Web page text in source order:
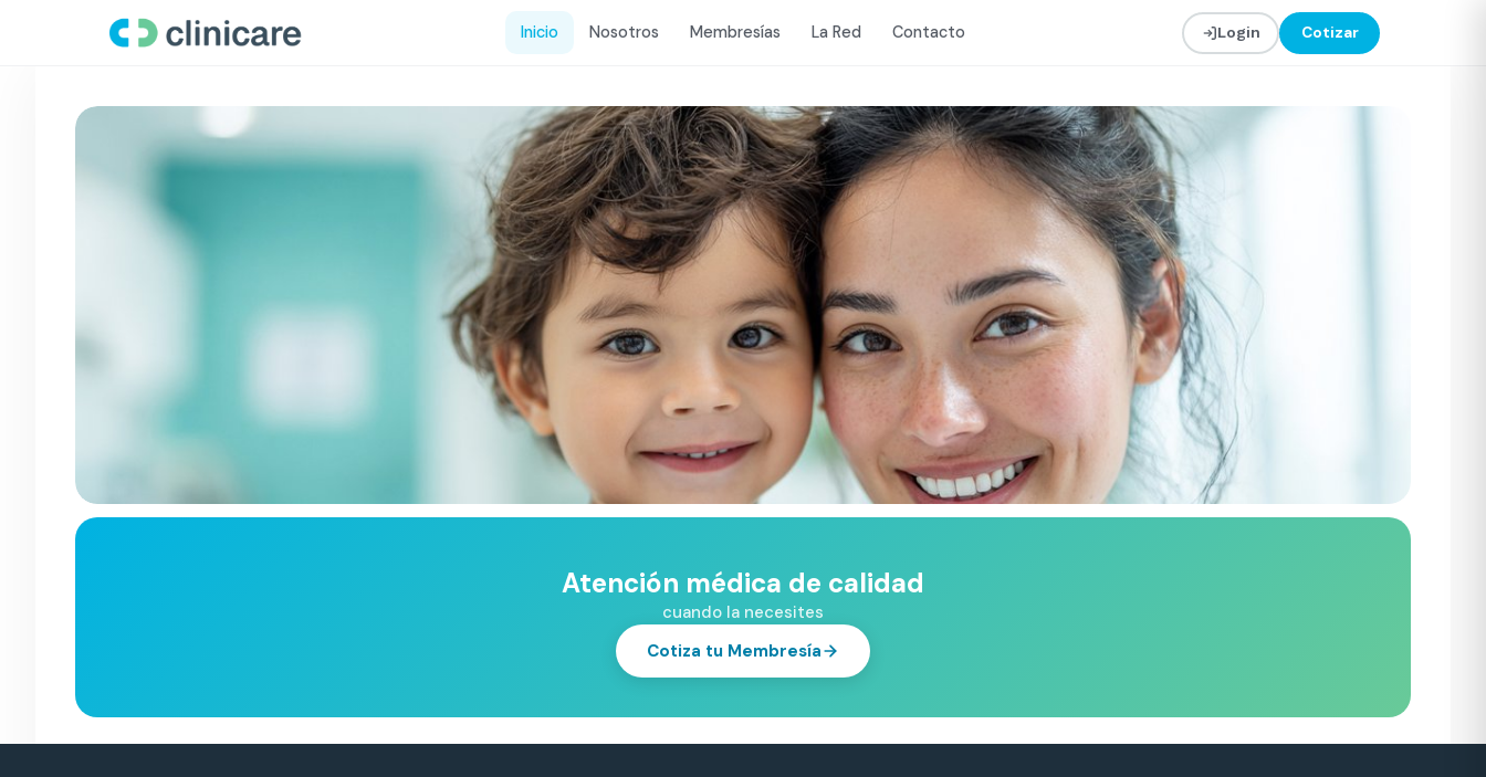
Inicio Nosotros Membresías La Red Contacto Login Cotizar
Atención médica de calidad
cuando la necesites
Cotiza tu Membresía